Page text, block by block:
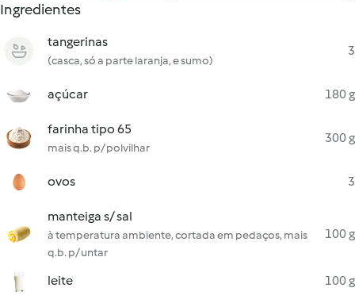
Ingredientes
tangerinas
(casca, só a parte laranja, e sumo)
3
açúcar 180 g
farinha tipo 65
mais q.b. p/ polvilhar
300 g
ovos 3
manteiga s/ sal
à temperatura ambiente, cortada em pedaços, mais
q.b. p/ untar
100 g
leite 100 g